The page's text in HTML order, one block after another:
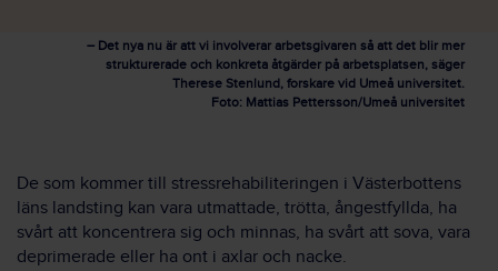
– Det nya nu är att vi involverar arbetsgivaren så att det blir mer
strukturerade och konkreta åtgärder på arbetsplatsen, säger
Therese Stenlund, forskare vid Umeå universitet.
Foto: Mattias Pettersson/Umeå universitet
De som kommer till stressrehabiliteringen i Västerbottens
läns landsting kan vara utmattade, trötta, ångestfyllda, ha
svårt att koncentrera sig och minnas, ha svårt att sova, vara
deprimerade eller ha ont i axlar och nacke.